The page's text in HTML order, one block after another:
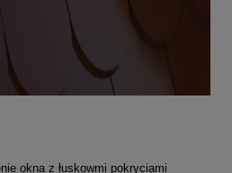
okna z łuskowmi pokryciami